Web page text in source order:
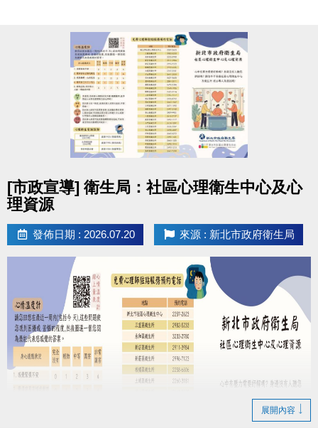
＊請遵守各場地使用規範
＊本活動不得與其他優惠活動合併使用
7/27(一)的拍類場地，於前一天7/26(日)就可
以來3F櫃台預約享88折優惠囉！
本活動如有未盡事宜，本中心保有修正、補充及解釋
如有相關問題歡迎來電洽詢(02)6637-1800 分機305、
302
[市政宣導] 衛生局：社區心理衛生中心及心
理資源
發佈日期 : 2026.07.20 來源 : 新北市政府衛生局
展開內容